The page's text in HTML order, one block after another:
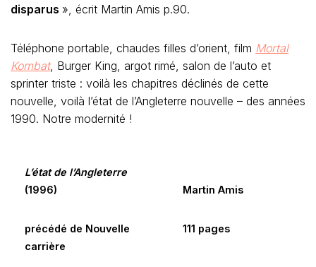
disparus », écrit Martin Amis p.90.
Téléphone portable, chaudes filles d’orient, film Mortal
Kombat, Burger King, argot rimé, salon de l’auto et
sprinter triste : voilà les chapitres déclinés de cette
nouvelle, voilà l’état de l’Angleterre nouvelle – des années
1990. Notre modernité !
L’état de l’Angleterre
(1996)
précédé de Nouvelle
carrière
Martin Amis
111 pages